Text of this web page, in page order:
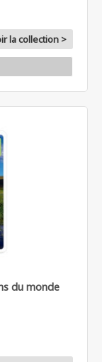
la collection >
du monde